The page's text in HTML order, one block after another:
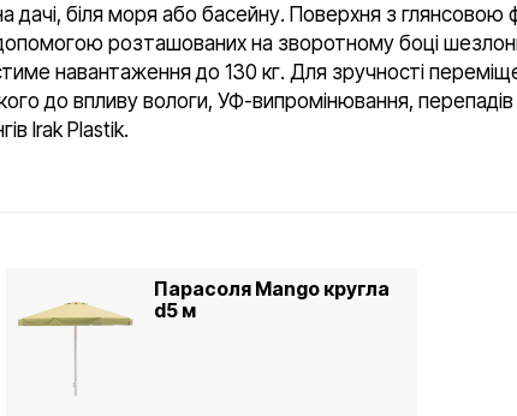
дачі, біля моря або басейну. Поверхня з
розташованих на зворотному боці
навантаження до 130 кг. Для зручності
до впливу вологи, УФ-випромінювання,
Irak Plastik.
Парасоля Mango кругла
d5 м